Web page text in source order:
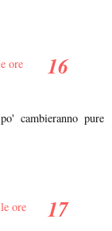
ore
cambieranno pure
ore